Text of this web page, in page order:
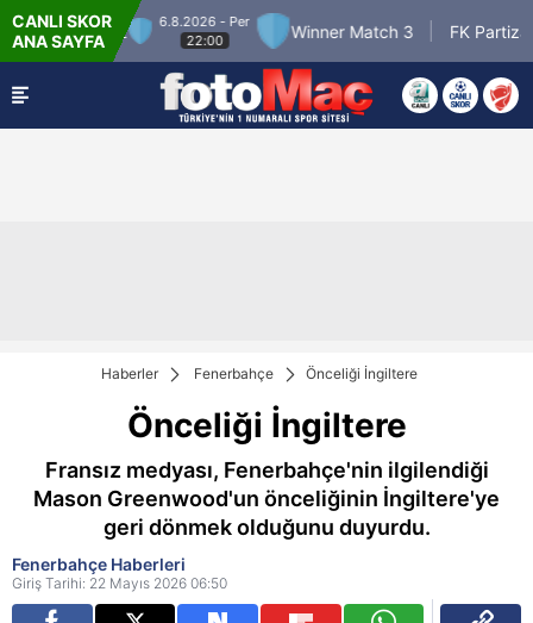
CANLI SKOR
ANA SAYFA
Match 2
6.8.2026 - Per
22:00
Winner Match 3 FK Partizan
Haberler Fenerbahçe Önceliği İngiltere
Önceliği İngiltere
Fransız medyası, Fenerbahçe'nin ilgilendiği
Mason Greenwood'un önceliğinin İngiltere'ye
geri dönmek olduğunu duyurdu.
Fenerbahçe Haberleri
Giriş Tarihi: 22 Mayıs 2026 06:50